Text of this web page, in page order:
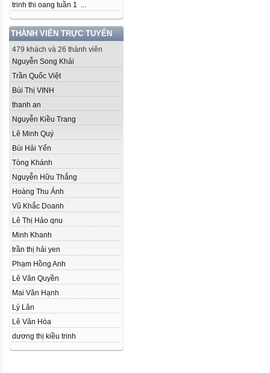
trinh thi oang tuần 1 ...
THÀNH VIÊN TRỰC TUYẾN
479 khách và 26 thành viên
Nguyễn Song Khải
Trần Quốc Việt
Bùi Thị VINH
thanh an
Nguyễn Kiều Trang
Lê Minh Quý
Bùi Hải Yến
Tòng Khánh
Nguyễn Hữu Thắng
Hoàng Thu Ánh
Vũ Khắc Doanh
Lê Thị Hảo qnu
Minh Khanh
trần thị hải yen
Phạm Hồng Anh
Lê Văn Quyền
Mai Văn Hạnh
Lý Lân
Lê Văn Hòa
dương thị kiều trinh